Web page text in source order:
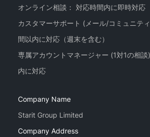
オンライン相談： 対応時間内に即時対応
カスタマーサポート (メール/コミュニテ
間以内に対応（週末を含む）
専属アカウントマネージャー (1対1の相
Company Name
Starit Group Limited
Company Address